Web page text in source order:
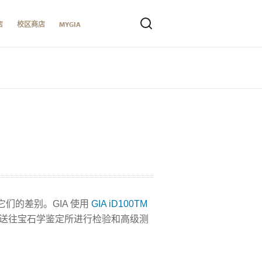
校区商店 MYGIA
的差别。GIA 使用 GIA iD100TM
往宝石学鉴定所进行检验和高级测